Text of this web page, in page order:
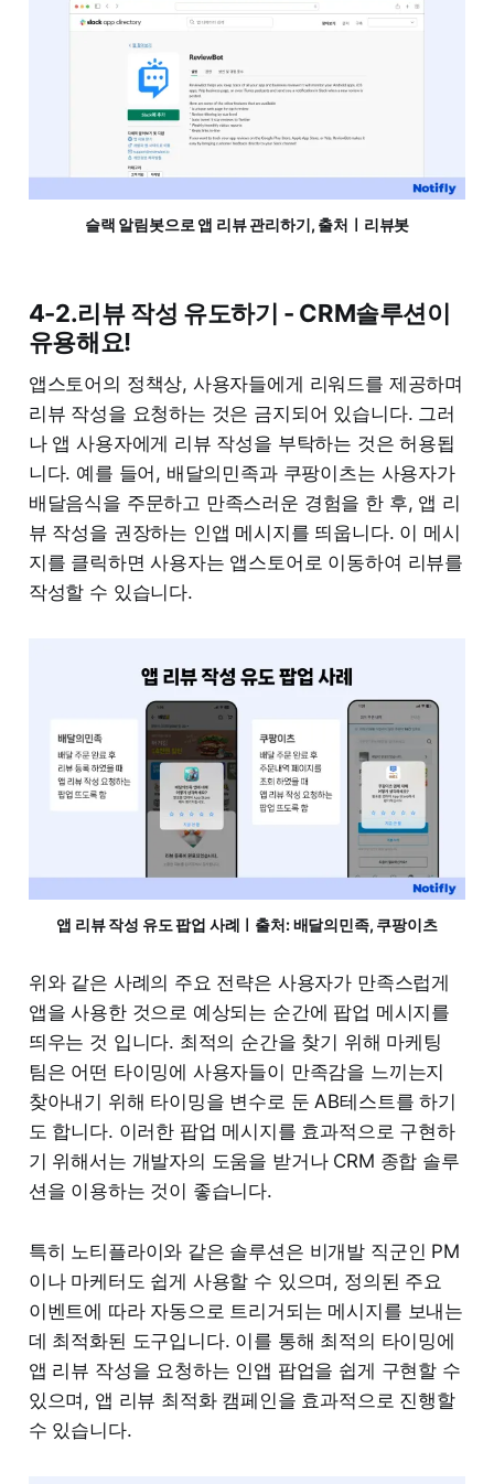
슬랙 알림봇으로 앱 리뷰 관리하기, 출처ㅣ리뷰봇
4-2.리뷰 작성 유도하기 - CRM솔루션이
유용해요!
앱스토어의 정책상, 사용자들에게 리워드를 제공하며
리뷰 작성을 요청하는 것은 금지되어 있습니다. 그러
나 앱 사용자에게 리뷰 작성을 부탁하는 것은 허용됩
니다. 예를 들어, 배달의민족과 쿠팡이츠는 사용자가
배달음식을 주문하고 만족스러운 경험을 한 후, 앱 리
뷰 작성을 권장하는 인앱 메시지를 띄웁니다. 이 메시
지를 클릭하면 사용자는 앱스토어로 이동하여 리뷰를
작성할 수 있습니다.
앱 리뷰 작성 유도 팝업 사례ㅣ출처: 배달의민족, 쿠팡이츠
위와 같은 사례의 주요 전략은 사용자가 만족스럽게
앱을 사용한 것으로 예상되는 순간에 팝업 메시지를
띄우는 것 입니다. 최적의 순간을 찾기 위해 마케팅
팀은 어떤 타이밍에 사용자들이 만족감을 느끼는지
찾아내기 위해 타이밍을 변수로 둔 AB테스트를 하기
도 합니다. 이러한 팝업 메시지를 효과적으로 구현하
기 위해서는 개발자의 도움을 받거나 CRM 종합 솔루
션을 이용하는 것이 좋습니다.
특히 노티플라이와 같은 솔루션은 비개발 직군인 PM
이나 마케터도 쉽게 사용할 수 있으며, 정의된 주요
이벤트에 따라 자동으로 트리거되는 메시지를 보내는
데 최적화된 도구입니다. 이를 통해 최적의 타이밍에
앱 리뷰 작성을 요청하는 인앱 팝업을 쉽게 구현할 수
있으며, 앱 리뷰 최적화 캠페인을 효과적으로 진행할
수 있습니다.